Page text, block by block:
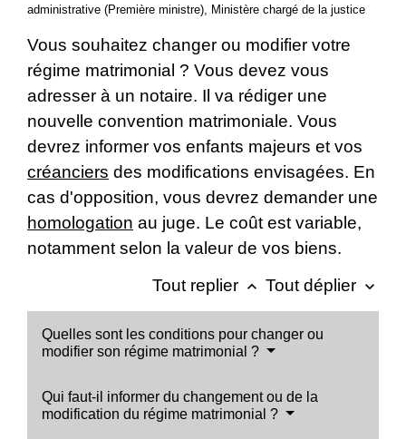
administrative (Première ministre), Ministère chargé de la justice
Vous souhaitez changer ou modifier votre
régime matrimonial ? Vous devez vous
adresser à un notaire. Il va rédiger une
nouvelle convention matrimoniale. Vous
devrez informer vos enfants majeurs et vos
créanciers des modifications envisagées. En
cas d'opposition, vous devrez demander une
homologation au juge. Le coût est variable,
notamment selon la valeur de vos biens.
Tout replier keyboard_arrow_up Tout déplier keyboard_arrow_down
Quelles sont les conditions pour changer ou
modifier son régime matrimonial ?
Qui faut-il informer du changement ou de la
modification du régime matrimonial ?